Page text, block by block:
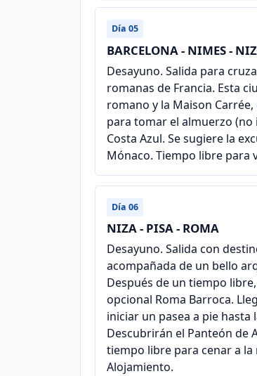
Día 05
BARCELONA - NIMES -
Desayuno. Salida para
romanas de Francia. Esta
romano y la Maison
para tomar el almuerzo (no
Costa Azul. Se sugiere la
Mónaco. Tiempo libre para
Día 06
NIZA - PISA - ROMA
Desayuno. Salida con
acompañada de un bello
Después de un tiempo
opcional Roma Barroca.
iniciar un pasea a pie
Descubrirán el Panteón de
tiempo libre para cenar a
Alojamiento.